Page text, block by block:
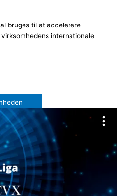
bruges til at accelerere
internationale